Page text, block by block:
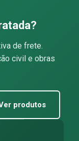
de frete.
civil e obras
produtos